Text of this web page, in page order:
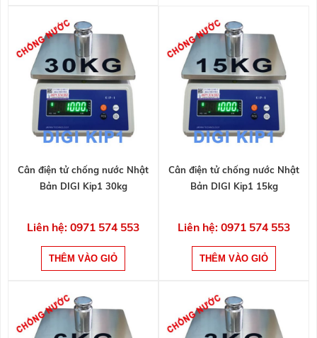
Cân điện tử chống nước Nhật
Bản DIGI Kip1 30kg
Liên hệ: 0971 574 553
Cân điện tử chống nước Nhật
Bản DIGI Kip1 15kg
Liên hệ: 0971 574 553